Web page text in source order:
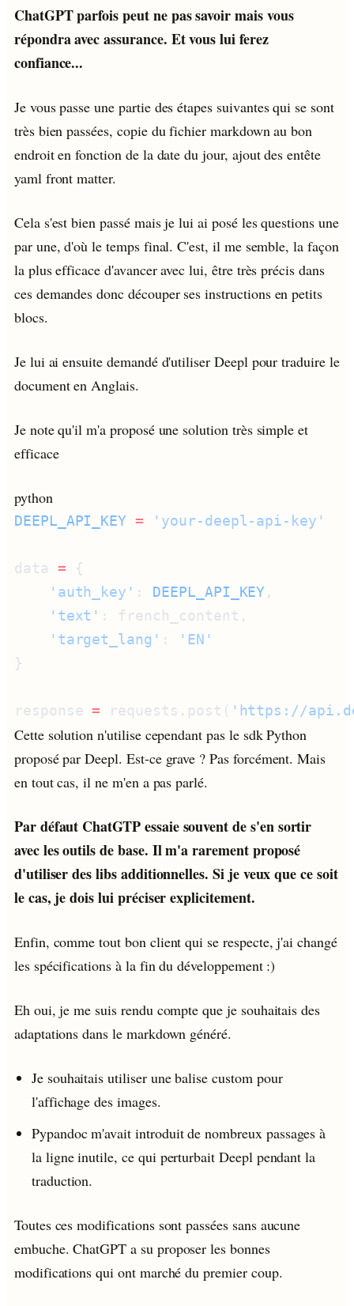
ChatGPT parfois peut ne pas savoir mais vous
répondra avec assurance. Et vous lui ferez
confiance...
Je vous passe une partie des étapes suivantes qui se sont
très bien passées, copie du fichier markdown au bon
endroit en fonction de la date du jour, ajout des entête
yaml front matter.
Cela s'est bien passé mais je lui ai posé les questions une
par une, d'où le temps final. C'est, il me semble, la façon
la plus efficace d'avancer avec lui, être très précis dans
ces demandes donc découper ses instructions en petits
blocs.
Je lui ai ensuite demandé d'utiliser Deepl pour traduire le
document en Anglais.
Je note qu'il m'a proposé une solution très simple et
efficace
python
DEEPL_API_KEY =
data =
    'auth_key'
: DEEPL_API_KEY
    'text'
    'target_lang'
:
response = requests.post( 'https://
Cette solution n'utilise cependant pas le sdk Python
proposé par Deepl. Est-ce grave ? Pas forcément. Mais
en tout cas, il ne m'en a pas parlé.
Par défaut ChatGTP essaie souvent de s'en sortir
avec les outils de base. Il m'a rarement proposé
d'utiliser des libs additionnelles. Si je veux que ce soit
le cas, je dois lui préciser explicitement.
Enfin, comme tout bon client qui se respecte, j'ai changé
les spécifications à la fin du développement :)
Eh oui, je me suis rendu compte que je souhaitais des
adaptations dans le markdown généré.
Je souhaitais utiliser une balise custom pour
l'affichage des images.
Pypandoc m'avait introduit de nombreux passages à
la ligne inutile, ce qui perturbait Deepl pendant la
traduction.
Toutes ces modifications sont passées sans aucune
embuche. ChatGPT a su proposer les bonnes
modifications qui ont marché du premier coup.